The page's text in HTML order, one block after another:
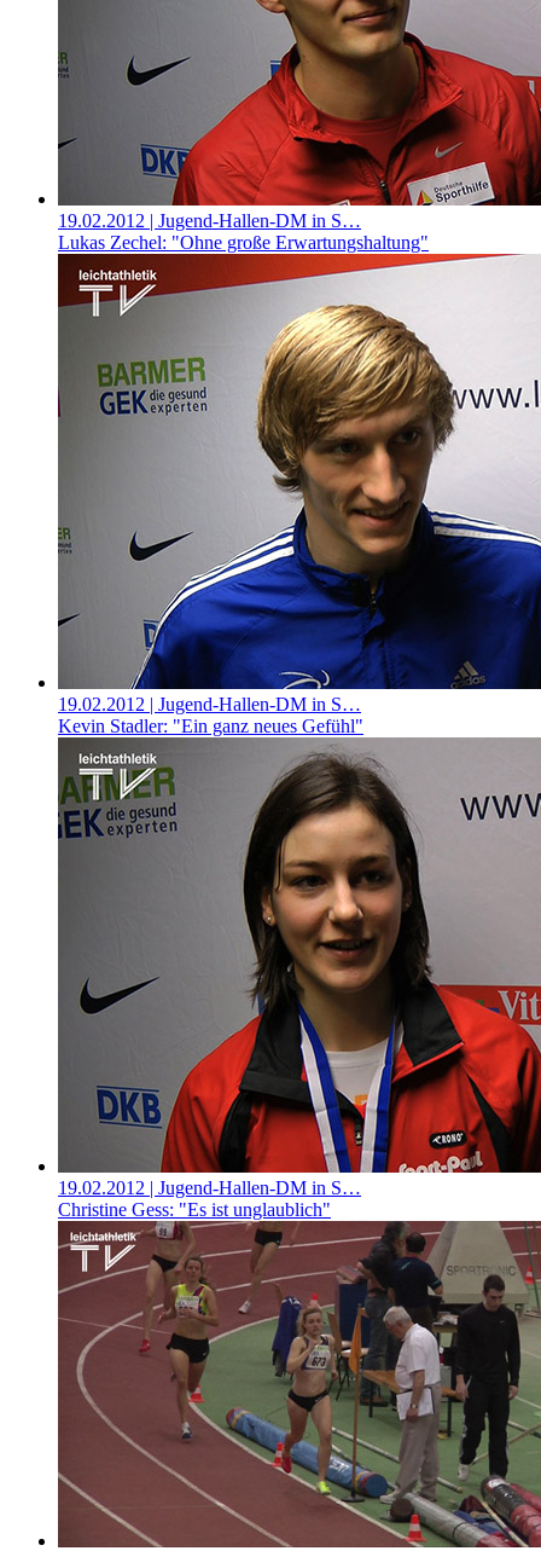
19.02.2012 | Jugend-Hallen-DM in S…
Lukas Zechel: "Ohne große Erwartungshaltung"
19.02.2012 | Jugend-Hallen-DM in S…
Kevin Stadler: "Ein ganz neues Gefühl"
19.02.2012 | Jugend-Hallen-DM in S…
Christine Gess: "Es ist unglaublich"